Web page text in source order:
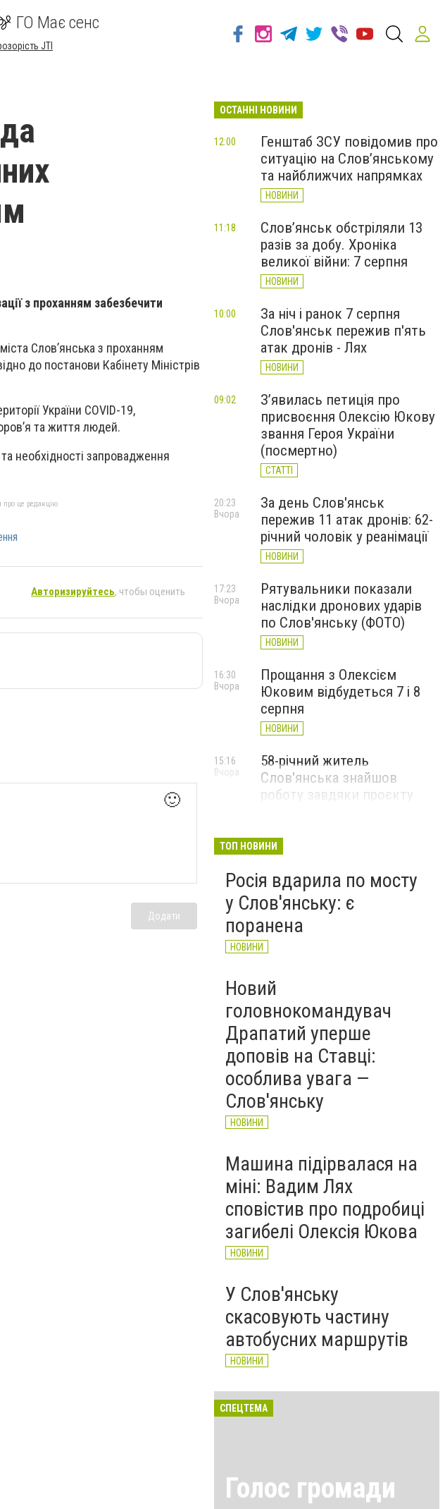
ГО Має сенс
JTI
з проханням забезбечити
Слов’янська з проханням
до постанови Кабінету Міністрів
України COVID-19,
та життя людей.
необхідності запровадження
про це редакцію
Авторизируйтесь, чтобы оценить
🙂
Додати
ОСТАННІ НОВИНИ
Генштаб ЗСУ повідомив про
ситуацію на Слов’янському
та найближчих напрямках
НОВИНИ
12:00
Слов’янськ обстріляли 13
разів за добу. Хроніка
великої війни: 7 серпня
НОВИНИ
11:18
За ніч і ранок 7 серпня
Слов'янськ пережив п'ять
атак дронів - Лях
НОВИНИ
10:00
З’явилась петиція про
присвоєння Олексію Юкову
звання Героя України
(посмертно)
СТАТТІ
09:02
За день Слов'янськ
пережив 11 атак дронів: 62-
річний чоловік у реанімації
НОВИНИ
20:23
Вчора
Рятувальники показали
наслідки дронових ударів
по Слов'янську (ФОТО)
НОВИНИ
17:23
Вчора
Прощання з Олексієм
Юковим відбудеться 7 і 8
серпня
НОВИНИ
16:30
Вчора
58-річний житель
Слов'янська знайшов
роботу завдяки проєкту
15:16
Вчора
ТОП НОВИНИ
Росія вдарила по мосту
у Слов'янську: є
поранена
НОВИНИ
Новий
головнокомандувач
Драпатий уперше
доповів на Ставці:
особлива увага —
Слов'янську
НОВИНИ
Машина підірвалася на
міні: Вадим Лях
сповістив про подробиці
загибелі Олексія Юкова
НОВИНИ
У Слов'янську
скасовують частину
автобусних маршрутів
НОВИНИ
СПЕЦТЕМА
Голос громади